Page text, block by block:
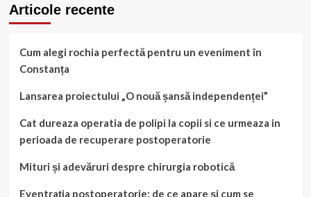
Articole recente
Cum alegi rochia perfectă pentru un eveniment în
Constanța
Lansarea proiectului „O nouă șansă independenței”
Cat dureaza operatia de polipi la copii si ce urmeaza in
perioada de recuperare postoperatorie
Mituri și adevăruri despre chirurgia robotică
Eventrația postoperatorie: de ce apare și cum se